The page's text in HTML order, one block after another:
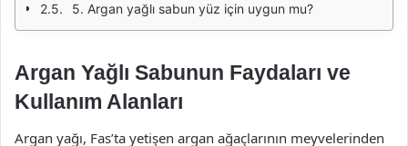
5. Argan yağlı sabun yüz için uygun mu?
Argan Yağlı Sabunun Faydaları ve
Kullanım Alanları
Argan yağı, Fas’ta yetişen argan ağaçlarının meyvelerinden